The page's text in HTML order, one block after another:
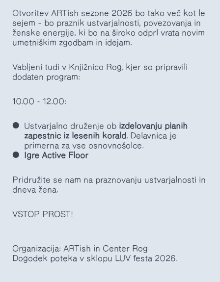
Otvoritev ARTish sezone 2026 bo tako več kot le
sejem – bo praznik ustvarjalnosti, povezovanja in
ženske energije, ki bo na široko odprl vrata novim
umetniškim zgodbam in idejam.
Vabljeni tudi v Knjižnico Rog, kjer so pripravili
dodaten program:
10.00 - 12.00:
Ustvarjalno druženje ob izdelovanju pianih
zapestnic iz lesenih korald. Delavnica je
primerna za vse osnovnošolce.
Igre Active Floor
Pridružite se nam na praznovanju ustvarjalnosti in
dneva žena.
VSTOP PROST!
Organizacija: ARTish in Center Rog
Dogodek poteka v sklopu LUV festa 2026.